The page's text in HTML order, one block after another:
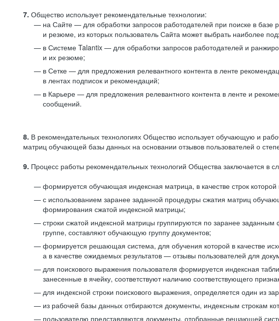
7. Общество использует рекомендательные технологии:
на Сайте — для обработки запросов работодателей при поиске в базе
и резюме, из которых пользователь Сайта может выбрать наиболее
в Системе Talantix — для обработки запросов работодателей и
и их резюме;
в Сетке — для предложения релевантного контента в ленте
в лентах подписок и рекомендаций;
в Карьере — для предложения релевантного контента в ленте и
сообщений.
8. В рекомендательных технологиях Общество использует обучающую и
матриц обучающей базы данных на основании отзывов пользователей о
9. Процесс работы рекомендательных технологий Общества заключается в
формируется обучающая индексная матрица, в качестве строк
с использованием заранее заданной процедуры сжатия матриц
формирования сжатой индексной матрицы;
строки сжатой индексной матрицы группируются по заранее
группе, составляют обучающую группу документов;
формируется решающая система, для обучения которой в качестве
а в качестве ожидаемых результатов — отзывы пользователей для
для поискового выражения пользователя формируется индексная
занесенные в ячейку, соответствуют наличию соответствующего
для индексной строки поискового выражения, определяется один из
из рабочей базы данных отбираются документы, индексным строкам
пользователю представляются документы, отобранные решающей